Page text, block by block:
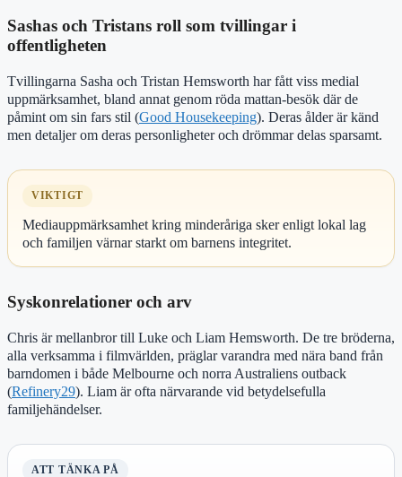
Sashas och Tristans roll som tvillingar i
offentligheten
Tvillingarna Sasha och Tristan Hemsworth har fått viss medial
uppmärksamhet, bland annat genom röda mattan-besök där de
påmint om sin fars stil (Good Housekeeping). Deras ålder är känd
men detaljer om deras personligheter och drömmar delas sparsamt.
VIKTIGT
Mediauppmärksamhet kring minderåriga sker enligt lokal lag
och familjen värnar starkt om barnens integritet.
Syskonrelationer och arv
Chris är mellanbror till Luke och Liam Hemsworth. De tre bröderna,
alla verksamma i filmvärlden, präglar varandra med nära band från
barndomen i både Melbourne och norra Australiens outback
(Refinery29). Liam är ofta närvarande vid betydelsefulla
familjehändelser.
ATT TÄNKA PÅ